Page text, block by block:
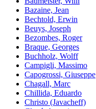
Bazaine, Jean
Bechtold, Erwin
Beuys, Joseph
Bezombes, Roger
Braque, Georges
Buchholz, Wolff
Campigli, Massimo
Capogrossi, Giuseppe
Chagall, Marc
Chillida, Eduardo
Christo (Javacheff)